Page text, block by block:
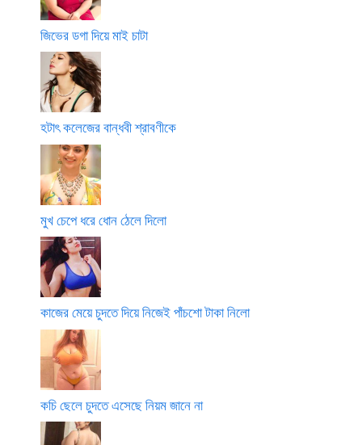
জিভের ডগা দিয়ে মাই চাটা
হটাৎ কলেজের বান্ধবী শ্রাবণীকে
মুখ চেপে ধরে ধোন ঠেলে দিলো
কাজের মেয়ে চুদতে দিয়ে নিজেই পাঁচশো টাকা নিলো
কচি ছেলে চুদতে এসেছে নিয়ম জানে না